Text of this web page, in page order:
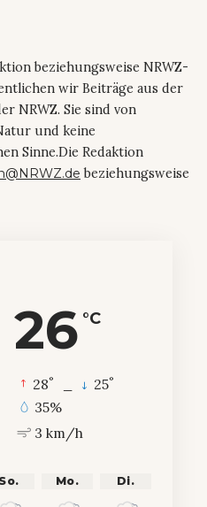
beziehungsweise NRWZ-
wir Beiträge aus der
NRWZ. Sie sind von
und keine
Sinne.Die Redaktion
beziehungsweise
26 °C
28° 25°
35%
3 km/h
So. Mo. Di.